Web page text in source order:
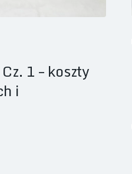
1 – koszty
i